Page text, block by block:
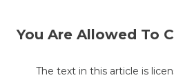
You Are Allowed To
The text in this article is